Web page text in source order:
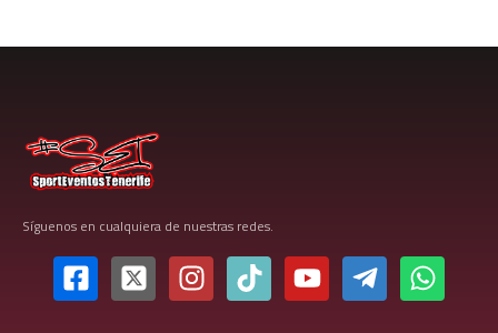
Síguenos en cualquiera de nuestras redes.